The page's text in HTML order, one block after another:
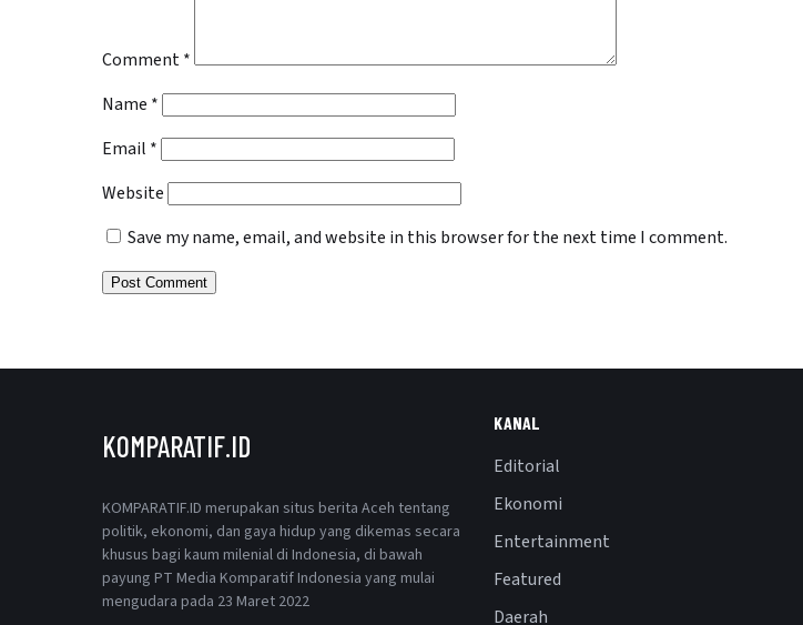
Comment*
Name *
Email *
Website
Save my name, email, and website in this browser for the next time I comment.
KOMPARATIF.ID
KOMPARATIF.ID merupakan situs berita Aceh tentang
politik, ekonomi, dan gaya hidup yang dikemas secara
khusus bagi kaum milenial di Indonesia, di bawah
payung PT Media Komparatif Indonesia yang mulai
mengudara pada 23 Maret 2022
KANAL
Editorial
Ekonomi
Entertainment
Featured
Daerah